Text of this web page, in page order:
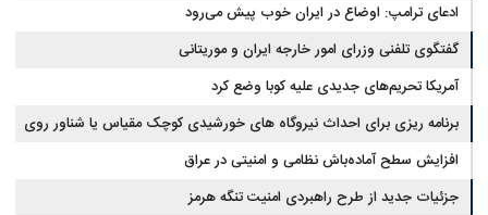
ادعای ترامپ: اوضاع در ایران خوب پیش می‌رود
گفتگوی تلفنی وزرای امور خارجه ایران و موریتانی
آمریکا تحریم‌های جدیدی علیه کوبا وضع کرد
برنامه ریزی برای احداث نیروگاه های خورشیدی کوچک مقیاس یا شناور روی
آب در مازندران
افزایش سطح آماده‌باش نظامی و امنیتی در عراق
جزئیات جدید از طرح راهبردی امنیت تنگه هرمز